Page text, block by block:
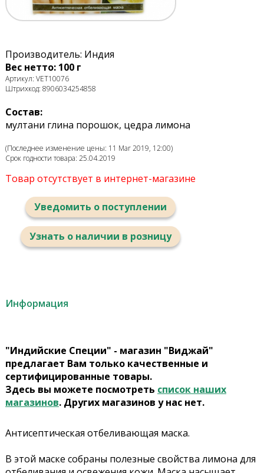
Производитель: Индия
Вес нетто: 100 г
Артикул: VET10076
Штрихкод: 8906034254858
Состав:
мултани глина порошок, цедра лимона
(Последнее изменение цены: 11 Mar 2019, 12:00)
Срок годности товара: 25.04.2019
Товар отсутствует в интернет-магазине
Уведомить о поступлении
Узнать о наличии в розницу
Информация
"Индийские Специи" - магазин "Виджай"
предлагает Вам только качественные и
сертифицированные товары.
Здесь вы можете посмотреть список наших
магазинов. Других магазинов у нас нет.
Антисептическая отбеливающая маска.
В этой маске собраны полезные свойства лимона для